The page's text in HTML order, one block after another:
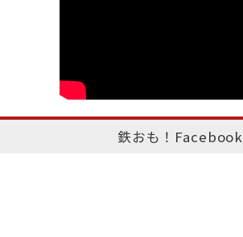
鉄おも！Facebook